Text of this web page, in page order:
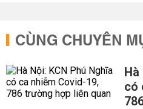
CÙNG CHUYÊN
Hà
có